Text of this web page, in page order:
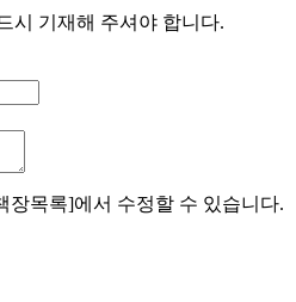
시 기재해 주셔야 합니다.
장목록]에서 수정할 수 있습니다.